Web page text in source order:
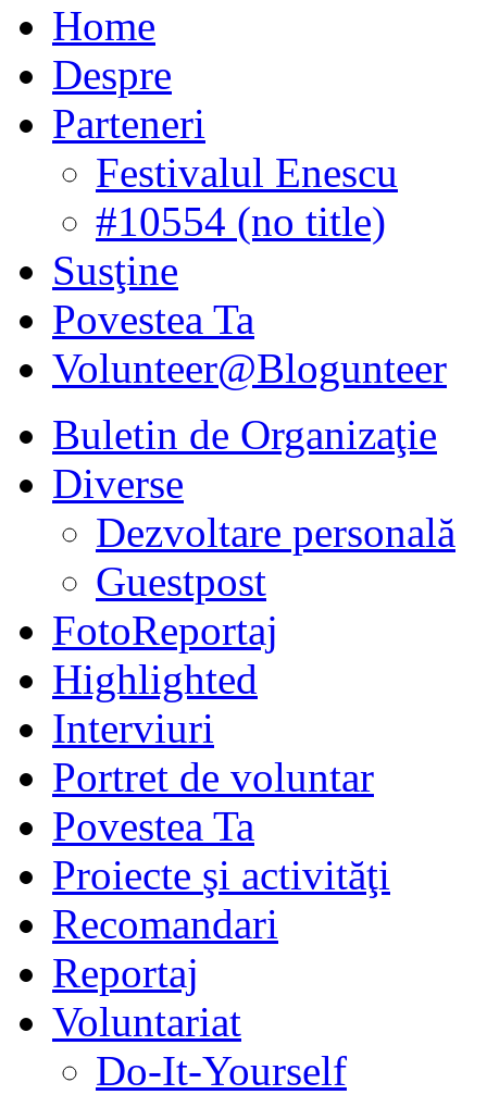
Home
Despre
Parteneri
Festivalul Enescu
#10554 (no title)
Susţine
Povestea Ta
Volunteer@Blogunteer
Buletin de Organizaţie
Diverse
Dezvoltare personală
Guestpost
FotoReportaj
Highlighted
Interviuri
Portret de voluntar
Povestea Ta
Proiecte şi activităţi
Recomandari
Reportaj
Voluntariat
Do-It-Yourself